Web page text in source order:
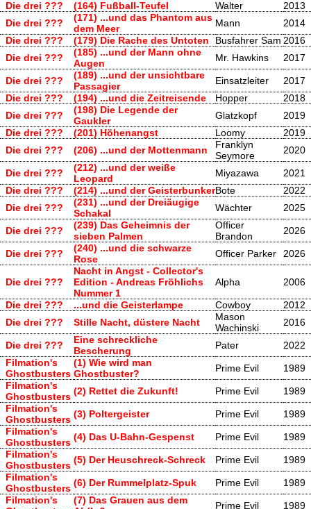
Die drei ??? (164) Fußball-Teufel Walter
2013
Die drei ???
(171) ...und das Phantom aus
dem Meer
Mann
2014
Die drei ???
(179) Die Rache des Untoten Busfahrer Sam 2016
Die drei ???
(185) ...und der Mann ohne
Augen
Mr. Hawkins 2017
Die drei ???
(189) ...und der unsichtbare
Passagier
Einsatzleiter
2017
Die drei ???
(194) ...und die Zeitreisende Hopper
2018
Die drei ???
(198) Die Legende der
Gaukler
Glatzkopf
2019
Die drei ???
(201) Höhenangst Loomy
2019
Die drei ???
(206) ...und der Mottenmann
Franklyn
Seymore
2020
Die drei ???
(212) ...und der weiße
Leopard
Miyazawa
2021
Die drei ???
(214) ...und der GeisterbunkerBote
2022
Die drei ???
(231) ...und der Dreiäugige
Schakal
Wächter 2025
Die drei ???
(239) Das Geheimnis der
sieben Palmen
Officer
Brandon
2026
Die drei ???
(240) ...und die schwarze
Rose
Officer Parker 2026
Die drei ???
Nacht in Angst - Collector's
Edition - Andreas Fröhlichs
Nummer 1
Alpha 2006
Die drei ??? ...und die Geisterlampe Cowboy
2012
Die drei ???
Stille Nacht, düstere Nacht
Mason
Wachinski
2016
Die drei ???
Eine schreckliche
Bescherung
Pater
2022
Filmation's
Ghostbusters
(1) Wie wird man
Ghostbuster?
Prime Evil
1989
Filmation's
Ghostbusters (2) Rettet die Zukunft! Prime Evil
1989
Filmation's
Ghostbusters (3) Poltergeister Prime Evil
1989
Filmation's
Ghostbusters (4) Das U-Bahn-Gespenst Prime Evil
1989
Filmation's
Ghostbusters (5) Der Heuschreck-Schreck Prime Evil
1989
Filmation's
Ghostbusters (6) Der Rummelplatz-Spuk Prime Evil
1989
Filmation's
(7) Das Grauen aus dem
Prime Evil
1989